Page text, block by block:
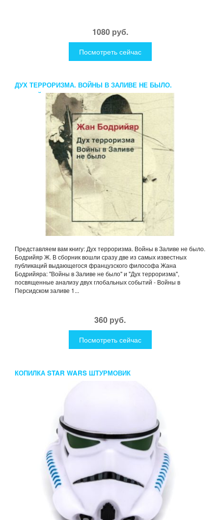
1080 руб.
Посмотреть сейчас
ДУХ ТЕРРОРИЗМА. ВОЙНЫ В ЗАЛИВЕ НЕ БЫЛО.
БОДРИЙЯР Ж.
Представляем вам книгу: Дух терроризма. Войны в Заливе не было.
Бодрийяр Ж. В сборник вошли сразу две из самых известных
публикаций выдающегося французского философа Жана
Бодрийяра: "Войны в Заливе не было" и "Дух терроризма",
посвященные анализу двух глобальных событий - Войны в
Персидском заливе 1...
360 руб.
Посмотреть сейчас
КОПИЛКА STAR WARS ШТУРМОВИК